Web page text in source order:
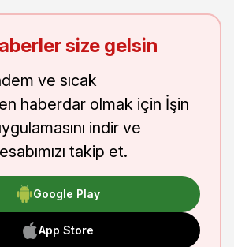
size gelsin
ve sıcak
haberdar olmak için İşin
indir ve
takip et.
Google Play
App Store